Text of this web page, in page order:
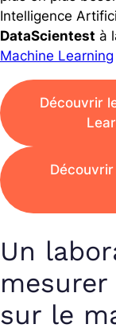
Intelligence
DataScientest à
Machine Learning
Découvrir
Un
sur le